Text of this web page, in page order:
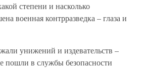
степени и насколько
военная контрразведка – глаза и
унижений и издевательств –
пошли в службы безопасности